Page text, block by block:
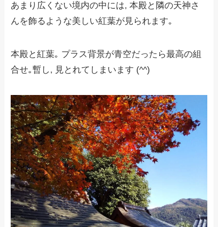
あまり広くない境内の中には, 本殿と隣の天神さ
んを飾るような美しい紅葉が見られます｡
本殿と紅葉｡ プラス背景が青空だったら最高の組
合せ｡暫し, 見とれてしまいます (^^)